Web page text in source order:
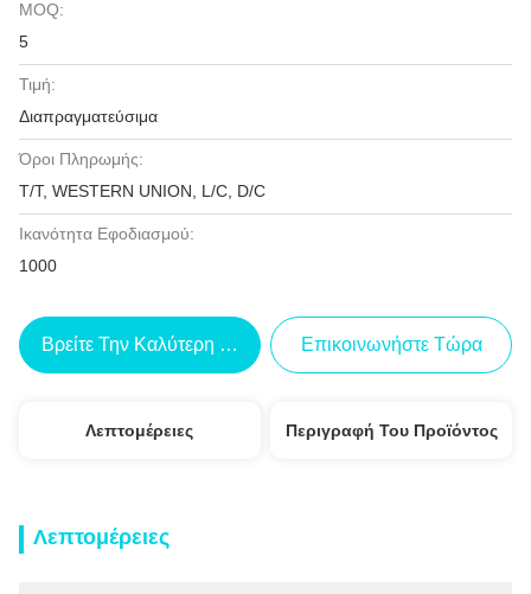
MOQ:
5
Τιμή:
Διαπραγματεύσιμα
Όροι Πληρωμής:
T/T, WESTERN UNION, L/C, D/C
Ικανότητα Εφοδιασμού:
1000
Βρείτε Την Καλύτερη Τιμή Επικοινωνήστε Τώρα
Λεπτομέρειες Περιγραφή Του Προϊόντος
Λεπτομέρειες